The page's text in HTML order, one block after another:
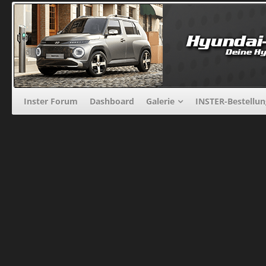
Inster Forum Dashboard Galerie INSTER-